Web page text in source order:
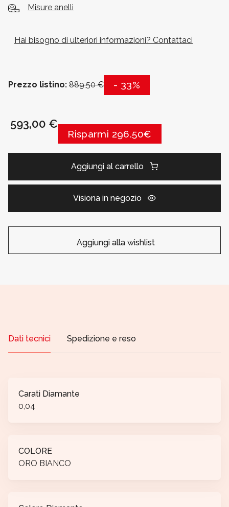
Misure anelli
Hai bisogno di ulteriori informazioni? Contattaci
Prezzo listino: 889,50 € - 33%
593,00 €
Risparmi 296.50€
Aggiungi al carrello
Visiona in negozio
Aggiungi alla wishlist
Dati tecnici Spedizione e reso
Carati Diamante
0,04
COLORE
ORO BIANCO